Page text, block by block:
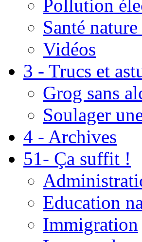
Pollution
Santé
Vidéos
3 - Trucs et
Grog sans
Soulager
4 - Archives
51- Ça suffit !
Education
Immigration